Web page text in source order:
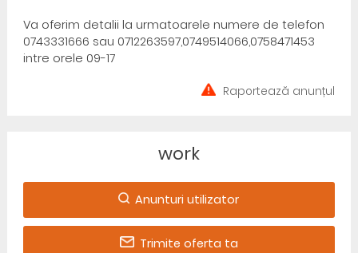
Va oferim detalii la urmatoarele numere de telefon
0743331666 sau 0712263597,0749514066,0758471453
intre orele 09-17
Raportează anunțul
work
Anunturi utilizator
Trimite oferta ta